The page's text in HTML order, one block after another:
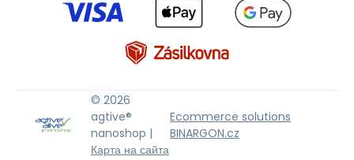
© 2026
agtive®
nanoshop |
Карта на сайта
Ecommerce solutions
BINARGON.cz